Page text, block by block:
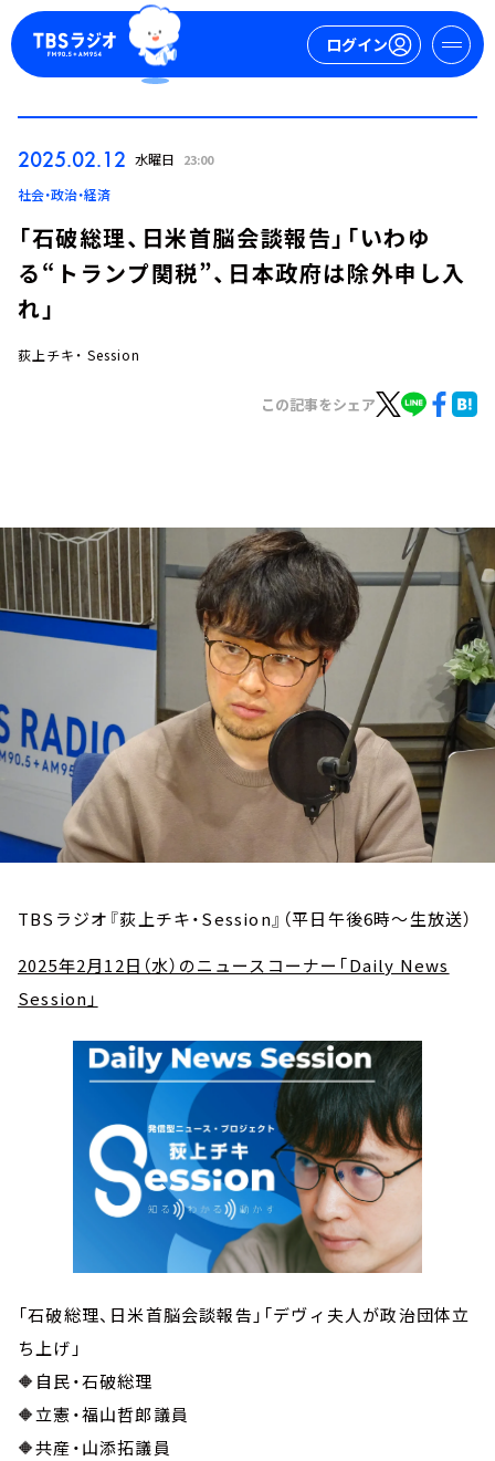
ログイン
イベント・グッズ
YouTube
会社情報
2025.02.12 水曜日 23:00
社会・政治・経済
「石破総理、日米首脳会談報告」「いわゆ
る“トランプ関税”、日本政府は除外申し入
れ」
荻上チキ・ Session
この記事をシェア
TBSラジオ『荻上チキ・Session』（平日午後6時～生放送）
2025年2月12日（水）のニュースコーナー「Daily News
Session」
「石破総理、日米首脳会談報告」「デヴィ夫人が政治団体立
ち上げ」
🔶自民・石破総理
🔶立憲・福山哲郎議員
🔶共産・山添拓議員